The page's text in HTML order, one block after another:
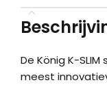
De König K-
meest